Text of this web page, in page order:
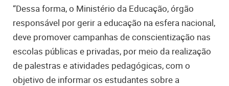
“Dessa forma, o Ministério da Educação, órgão
responsável por gerir a educação na esfera nacional,
deve promover campanhas de conscientização nas
escolas públicas e privadas, por meio da realização
de palestras e atividades pedagógicas, com o
objetivo de informar os estudantes sobre a